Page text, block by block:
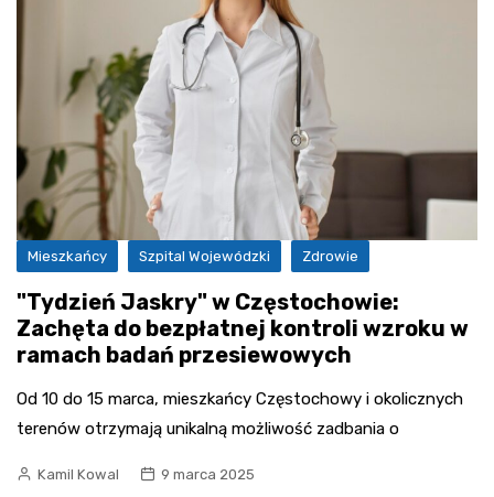
Mieszkańcy Szpital Wojewódzki Zdrowie
"Tydzień Jaskry" w Częstochowie:
Zachęta do bezpłatnej kontroli wzroku w
ramach badań przesiewowych
Od 10 do 15 marca, mieszkańcy Częstochowy i okolicznych
terenów otrzymają unikalną możliwość zadbania o
Kamil Kowal 9 marca 2025